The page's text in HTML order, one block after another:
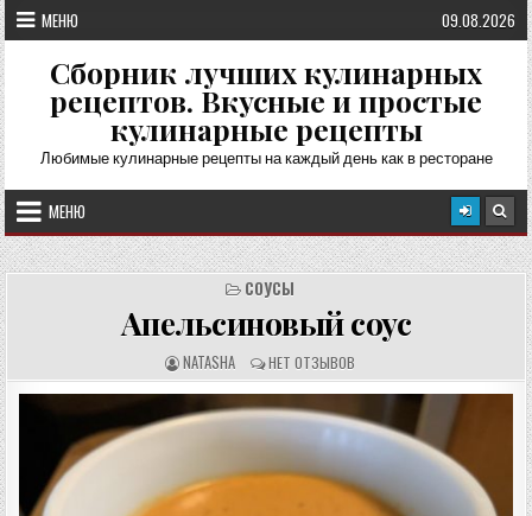
Перейти
к
содержимому
МЕНЮ 09.08.2026
Сборник лучших кулинарных
рецептов. Вкусные и простые
кулинарные рецепты
Любимые кулинарные рецепты на каждый день как в ресторане
МЕНЮ
СОУСЫ
Апельсиновый соус
А
В
Т
Р
Р
П
Т
NATASHA О
Т
З
Ы
В
Ы
:
НЕТ ОТЗЫВОВ